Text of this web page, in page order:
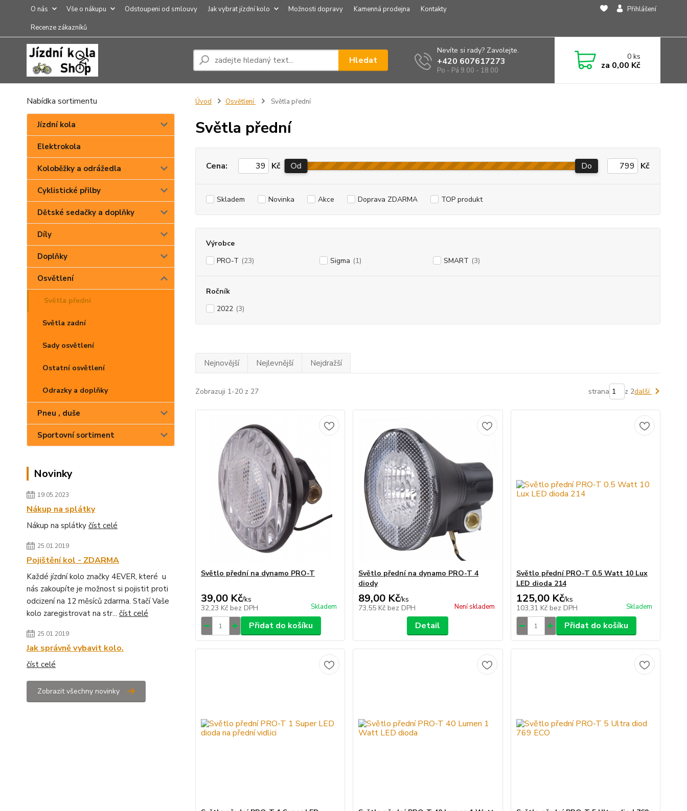
O nás Vše o nákupu Odstoupeni od smlouvy Jak vybrat jízdní kolo Možnosti dopravy Kamenná prodejna
Kontakty
Recenze zákazníků
Přihlášení
Hledat
Nevíte si rady? Zavolejte.
+420 607617273
Po - Pá 9.00 - 18.00
0ks
za 0,00 Kč
Nabídka sortimentu
Jízdní kola
Elektrokola
Koloběžky a odrážedla
Cyklistické přilby
Dětské sedačky a doplňky
Díly
Doplňky
Osvětlení
Světla přední
Světla zadní
Sady osvětlení
Ostatní osvětlení
Odrazky a doplňky
Pneu , duše
Sportovní sortiment
Novinky
19.05.2023
Nákup na splátky
Nákup na splátky číst celé
25.01.2019
Pojištění kol - ZDARMA
Každé jízdní kolo značky 4EVER, které u
nás zakoupíte je možnost si pojistit proti
odcizení na 12 měsíců zdarma. Stačí Vaše
kolo zaregistrovat na str... číst celé
25.01.2019
Jak správně vybavit kolo.
číst celé
Zobrazit všechny novinky
Úvod Osvětlení Světla přední
Světla přední
Cena: Kč Od Do Kč
Skladem Novinka Akce Doprava ZDARMA TOP produkt
Výrobce
PRO-T (23) Sigma (1) SMART (3)
Ročník
2022 (3)
Nejnovější Nejlevnější Nejdražší
Zobrazuji 1-20 z 27 strana z 2další
Světlo přední na dynamo PRO-T
39,00 Kč/ks
32,23 Kč bez DPH Skladem
Přidat do košíku
Světlo přední na dynamo PRO-T 4
diody
89,00 Kč/ks
73,55 Kč bez DPH Není skladem
Detail
Světlo přední PRO-T 0.5 Watt 10 Lux
LED dioda 214
125,00 Kč/ks
103,31 Kč bez DPH Skladem
Přidat do košíku